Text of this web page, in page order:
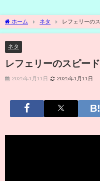
ホーム ネタ レフェリーの
ネタ
レフェリーのスピード
2025年1月11日 2025年1月11日